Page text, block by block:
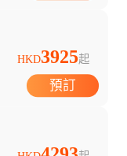
HKD3925起
預訂